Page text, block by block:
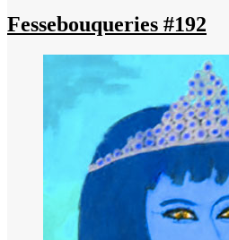
Fessebouqueries #192